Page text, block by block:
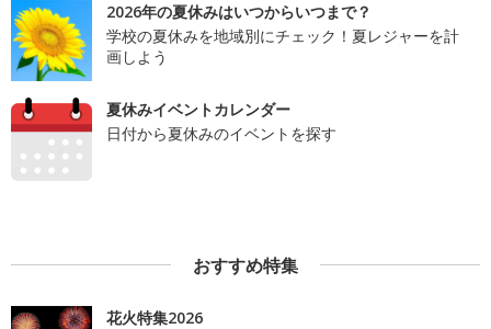
2026年の夏休みはいつからいつまで？
学校の夏休みを地域別にチェック！夏レジャーを計
画しよう
夏休みイベントカレンダー
日付から夏休みのイベントを探す
おすすめ特集
花火特集2026